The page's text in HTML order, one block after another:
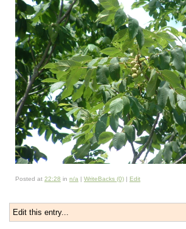
Posted at 22:28 in n/a | WriteBacks (0) | Edit
Edit this entry...